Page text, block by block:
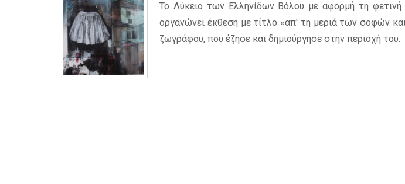
Το Λύκειο των Ελληνίδων Βόλου με αφορμή τη
οργανώνει έκθεση με τίτλο «απ' τη μεριά των σοφών
ζωγράφου, που έζησε και δημιούργησε στην περιοχή του.